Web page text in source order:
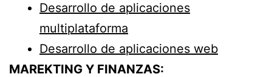
Desarrollo de aplicaciones
multiplataforma
Desarrollo de aplicaciones web
MAREKTING Y FINANZAS: